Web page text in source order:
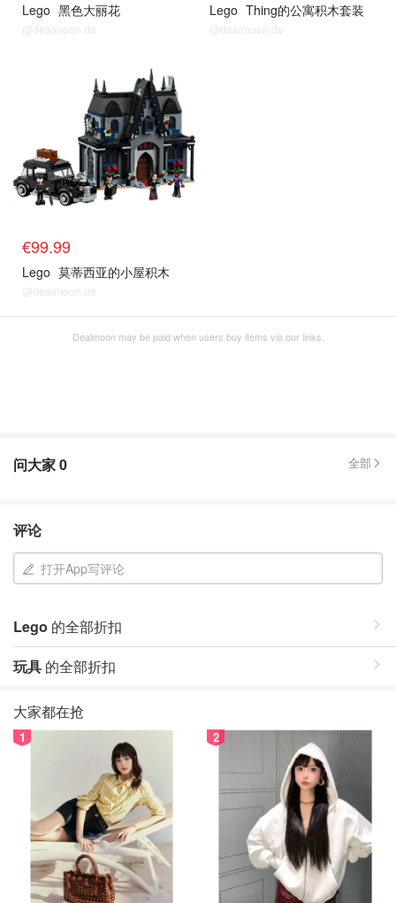
Lego 黑色大丽花
@dealmoon.de
Lego Thing的公寓积木套装
@dealmoon.de
€99.99
Lego 莫蒂西亚的小屋积木
@dealmoon.de
Dealmoon may be paid when users buy items via our links.
问大家0 全部
评论
打开App写评论
Lego 的全部折扣
玩具 的全部折扣
大家都在抢
1 2